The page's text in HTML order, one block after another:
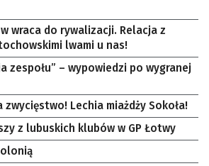
wraca do rywalizacji. Relacja z
lwami u nas!
zespołu” – wypowiedzi po wygranej
zwycięstwo! Lechia miażdży Sokoła!
z lubuskich klubów w GP Łotwy